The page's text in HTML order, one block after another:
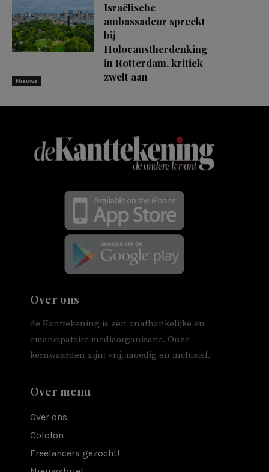
Nieuws
Israëlische
ambassadeur spreekt
bij
Holocaustherdenking
in Rotterdam, kritiek
zwelt aan
Over ons
de Kanttekening is een onafhankelijke en
emancipatoire mediaorganisatie. Onze
kernwaarden zijn: vrij, moedig en inclusief.
Over menu
Over ons
Colofon
Freelancers gezocht!